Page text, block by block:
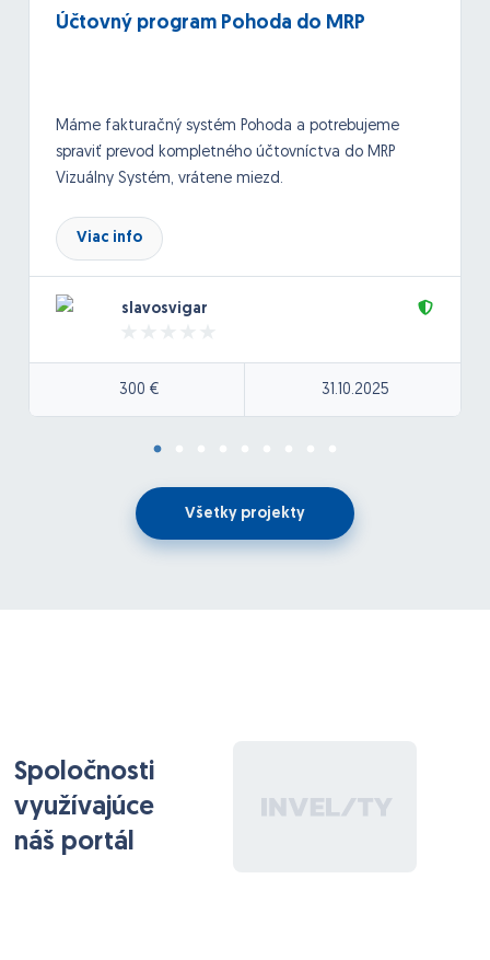
Účtovný program Pohoda do MRP
Máme fakturačný systém Pohoda a potrebujeme
spraviť prevod kompletného účtovníctva do MRP
Vizuálny Systém, vrátene miezd.
Viac info
slavosvigar
300 € 31.10.2025
Všetky projekty
Spoločnosti
využívajúce
náš portál